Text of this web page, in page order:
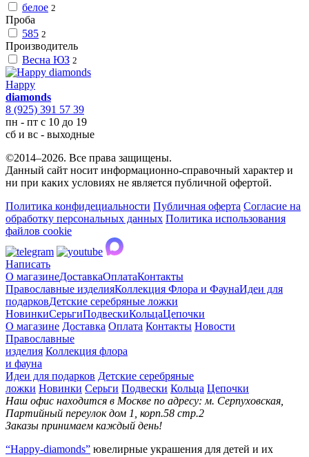
белое 2
Проба
585 2
Производитель
Весна ЮЗ 2
Happy
diamonds
8 (925) 391 57 39
пн - пт с 10 до 19
сб и вс - выходные
©2014–2026. Все права защищены.
Данный сайт носит информационно-справочный характер и
ни при каких условиях не является публичной офертой.
Политика конфидециальности Публичная оферта Согласие на
обработку персональных данных Политика использования
файлов cookie
Написать
О магазинеДоставкаОплатаКонтакты
Православные изделияКоллекция Флора и ФаунаИдеи для
подарковДетские серебряные ложки
НовинкиСерьгиПодвескиКольцаЦепочки
О магазине Доставка Оплата Контакты Новости
Православные
изделия Коллекция флора
и фауна
Идеи для подарков Детские серебряные
ложки Новинки Серьги Подвески Кольца Цепочки
Наш офис находится в Москве по адресу: м. Серпуховская,
Партийный переулок дом 1, корп.58 стр.2
Заказы принимаем каждый день!
“Happy-diamonds” ювелирные украшения для детей и их